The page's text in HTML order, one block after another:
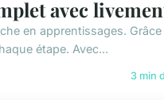
avec
en apprentissages. Grâce
étape. Avec...
3 min